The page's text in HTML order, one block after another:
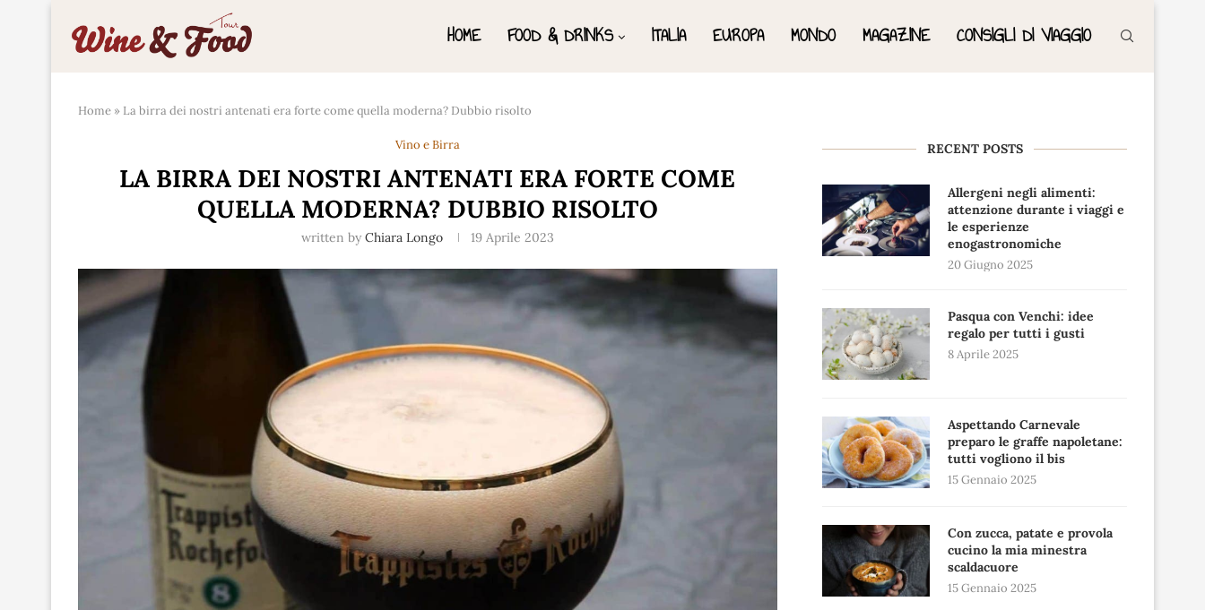
HOME FOOD & DRINKS ITALIA EUROPA MONDO MAGAZINE CONSIGLI DI VIAGGIO
Home » La birra dei nostri antenati era forte come quella moderna? Dubbio risolto
Vino e Birra
LA BIRRA DEI NOSTRI ANTENATI ERA FORTE COME
QUELLA MODERNA? DUBBIO RISOLTO
written by Chiara Longo 19 Aprile 2023
RECENT POSTS
Allergeni negli alimenti:
attenzione durante i viaggi e
le esperienze
enogastronomiche
20 Giugno 2025
Pasqua con Venchi: idee
regalo per tutti i gusti
8 Aprile 2025
Aspettando Carnevale
preparo le graffe napoletane:
tutti vogliono il bis
15 Gennaio 2025
Con zucca, patate e provola
cucino la mia minestra
scaldacuore
15 Gennaio 2025